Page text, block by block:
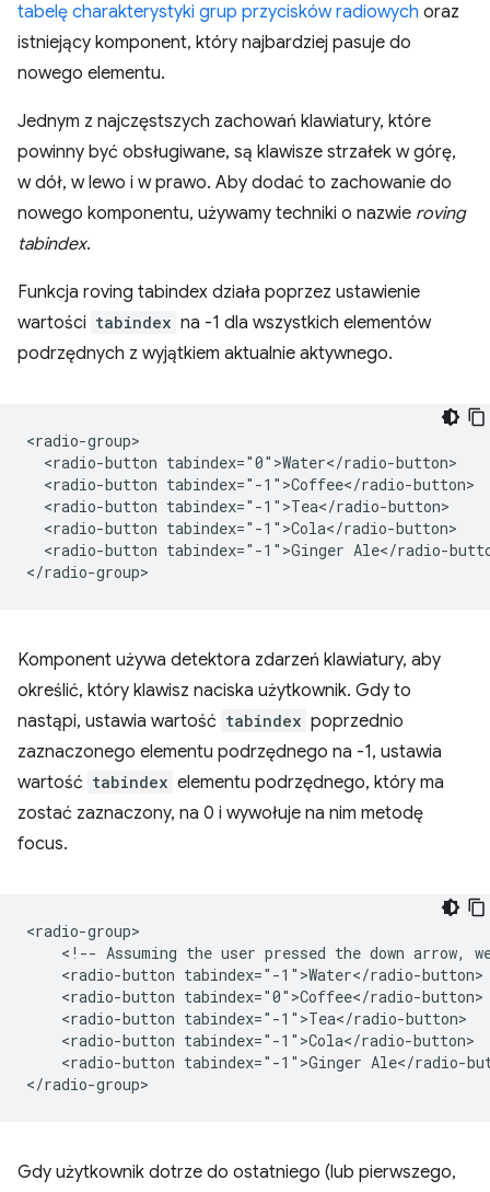
tabelę charakterystyki grup przycisków radiowych oraz
istniejący komponent, który najbardziej pasuje do
nowego elementu.
Jednym z najczęstszych zachowań klawiatury, które
powinny być obsługiwane, są klawisze strzałek w górę,
w dół, w lewo i w prawo. Aby dodać to zachowanie do
nowego komponentu, używamy techniki o nazwie roving
tabindex.
Funkcja roving tabindex działa poprzez ustawienie
wartości tabindex na -1 dla wszystkich elementów
podrzędnych z wyjątkiem aktualnie aktywnego.
<radio-group>
  <radio-button tabindex="0">Water</radio-button>
  <radio-button tabindex="-1">Coffee</radio-button>
  <radio-button tabindex="-1">Tea</radio-button>
  <radio-button tabindex="-1">Cola</radio-button>
<radio-button tabindex="-1">Ginger Ale</radio-
Komponent używa detektora zdarzeń klawiatury, aby
określić, który klawisz naciska użytkownik. Gdy to
nastąpi, ustawia wartość tabindex poprzednio
zaznaczonego elementu podrzędnego na -1, ustawia
wartość tabindex elementu podrzędnego, który ma
zostać zaznaczony, na 0 i wywołuje na nim metodę
focus.
<radio-group>
<!-- Assuming the user pressed the down arrow,
    <radio-button tabindex="-1">Water</radio-button>
<radio-button tabindex="0">Coffee</radio-
    <radio-button tabindex="-1">Tea</radio-button>
    <radio-button tabindex="-1">Cola</radio-button>
<radio-button tabindex="-1">Ginger Ale</radio-
Gdy użytkownik dotrze do ostatniego (lub pierwszego,